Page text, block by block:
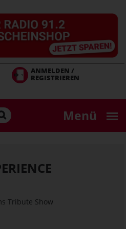
ANMELDEN /
REGISTRIEREN
Menü
Tribute Show